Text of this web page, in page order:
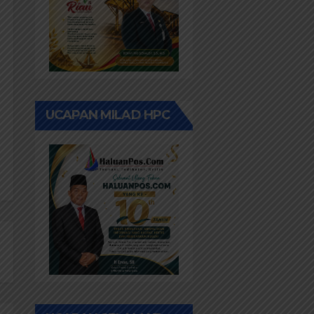
UCAPAN MILAD HPC